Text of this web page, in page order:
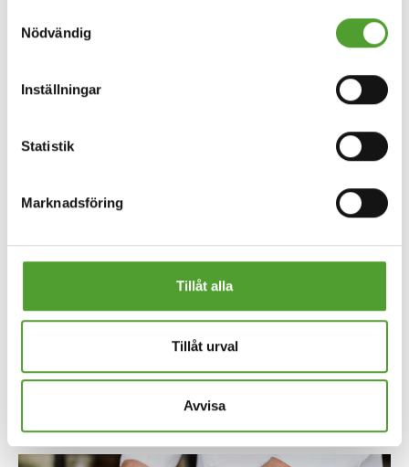
Nödvändig
Inställningar
Statistik
Marknadsföring
Tillåt alla
Tillåt urval
Avvisa
5 viktiga faktorer att överväga när
ni väljer leverantör
Att strategiskt köpa in ingredienser är ett av de
högprioriterade områdena för företag inom